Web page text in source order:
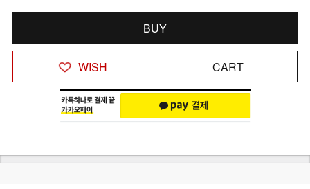
BUY
WISH CART